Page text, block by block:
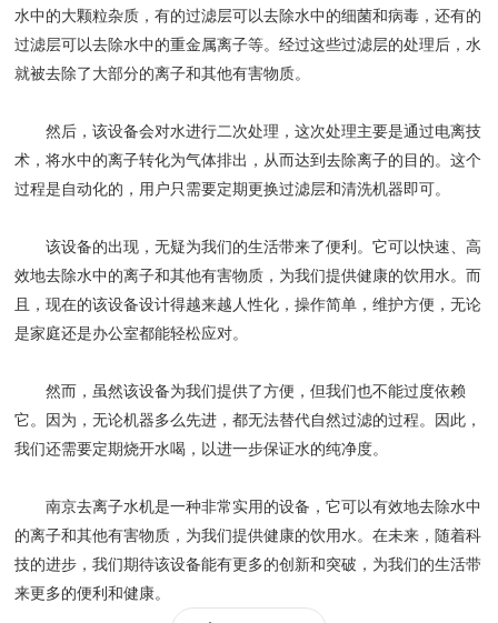
水中的大颗粒杂质，有的过滤层可以去除水中的细菌和病毒，还有的
过滤层可以去除水中的重金属离子等。经过这些过滤层的处理后，水
就被去除了大部分的离子和其他有害物质。
然后，该设备会对水进行二次处理，这次处理主要是通过电离技
术，将水中的离子转化为气体排出，从而达到去除离子的目的。这个
过程是自动化的，用户只需要定期更换过滤层和清洗机器即可。
该设备的出现，无疑为我们的生活带来了便利。它可以快速、高
效地去除水中的离子和其他有害物质，为我们提供健康的饮用水。而
且，现在的该设备设计得越来越人性化，操作简单，维护方便，无论
是家庭还是办公室都能轻松应对。
然而，虽然该设备为我们提供了方便，但我们也不能过度依赖
它。因为，无论机器多么先进，都无法替代自然过滤的过程。因此，
我们还需要定期烧开水喝，以进一步保证水的纯净度。
南京去离子水机是一种非常实用的设备，它可以有效地去除水中
的离子和其他有害物质，为我们提供健康的饮用水。在未来，随着科
技的进步，我们期待该设备能有更多的创新和突破，为我们的生活带
来更多的便利和健康。